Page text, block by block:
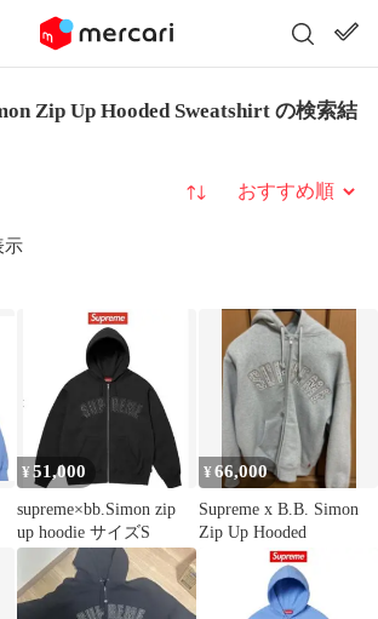
Zip Up Hooded Sweatshirt の検索結
示
並び替え
¥ 51,000
supreme×bb.Simon zip
up hoodie サイズS
¥66,000
Supreme x B.B. Simon
Zip Up Hooded